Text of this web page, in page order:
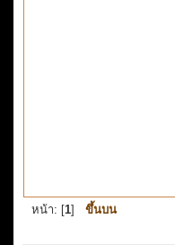
หน้า: [1] ขึ้นบน